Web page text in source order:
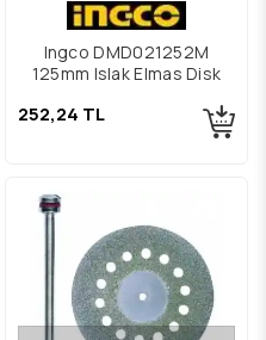
Ingco DMD021252M
125mm Islak Elmas Disk
252,24 TL